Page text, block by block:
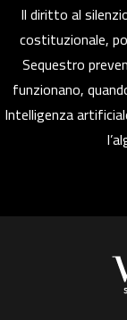
Il diritto al
costituzionale,
Sequestro
funzionano,
Intelligenza